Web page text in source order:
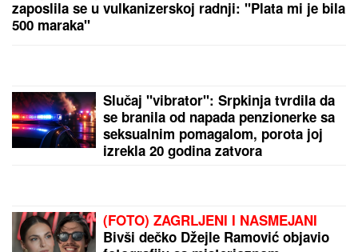
OD PROPISA DO VEŠTAČKE INTELIGENCIJE
Prijavite se na vreme: PKS organizuje obuke za